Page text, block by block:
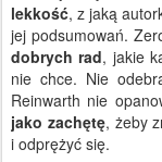
lekkość, z jaką
jej podsumowań.
dobrych rad, jakie
nie chce. Nie
Reinwarth nie
jako zachętę, żeby
i odprężyć się.